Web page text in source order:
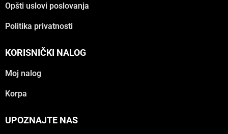
Opšti uslovi poslovanja
Politika privatnosti
KORISNIČKI NALOG
Moj nalog
Korpa
UPOZNAJTE NAS